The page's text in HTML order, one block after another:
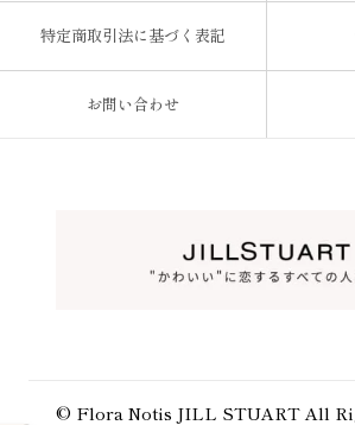
特定商取引法に基づく表記
お問い合わせ
© Flora Notis JILL STUART All